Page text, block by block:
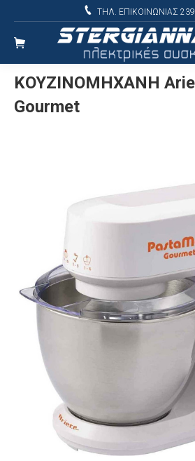
ΤΗΛ. ΕΠΙΚΟΙΝΩΝΙΑΣ
ΚΟΥΖΙΝΟΜΗΧΑΝΗ
Gourmet